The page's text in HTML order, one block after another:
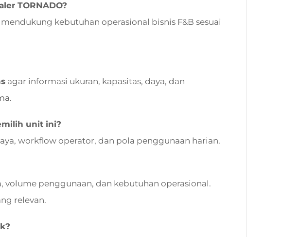
TORNADO?
kebutuhan operasional bisnis F&B sesuai
agar informasi ukuran, kapasitas, daya, dan
unit ini?
workflow operator, dan pola penggunaan harian.
volume penggunaan, dan kebutuhan operasional.
relevan.